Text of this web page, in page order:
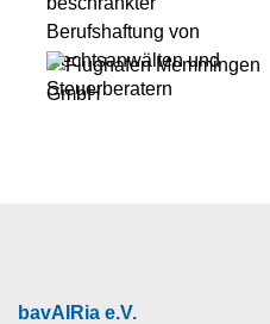
bavAIRia e.V.